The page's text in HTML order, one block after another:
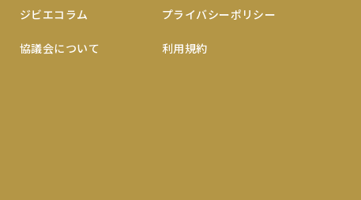
ジビエコラム プライバシーポリシー
協議会について 利用規約